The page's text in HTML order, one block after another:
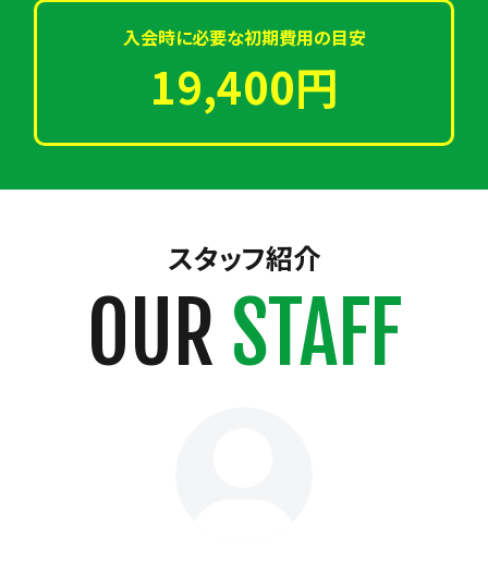
入会時に必要な初期費用の目安
19,400円
スタッフ紹介
OUR STAFF